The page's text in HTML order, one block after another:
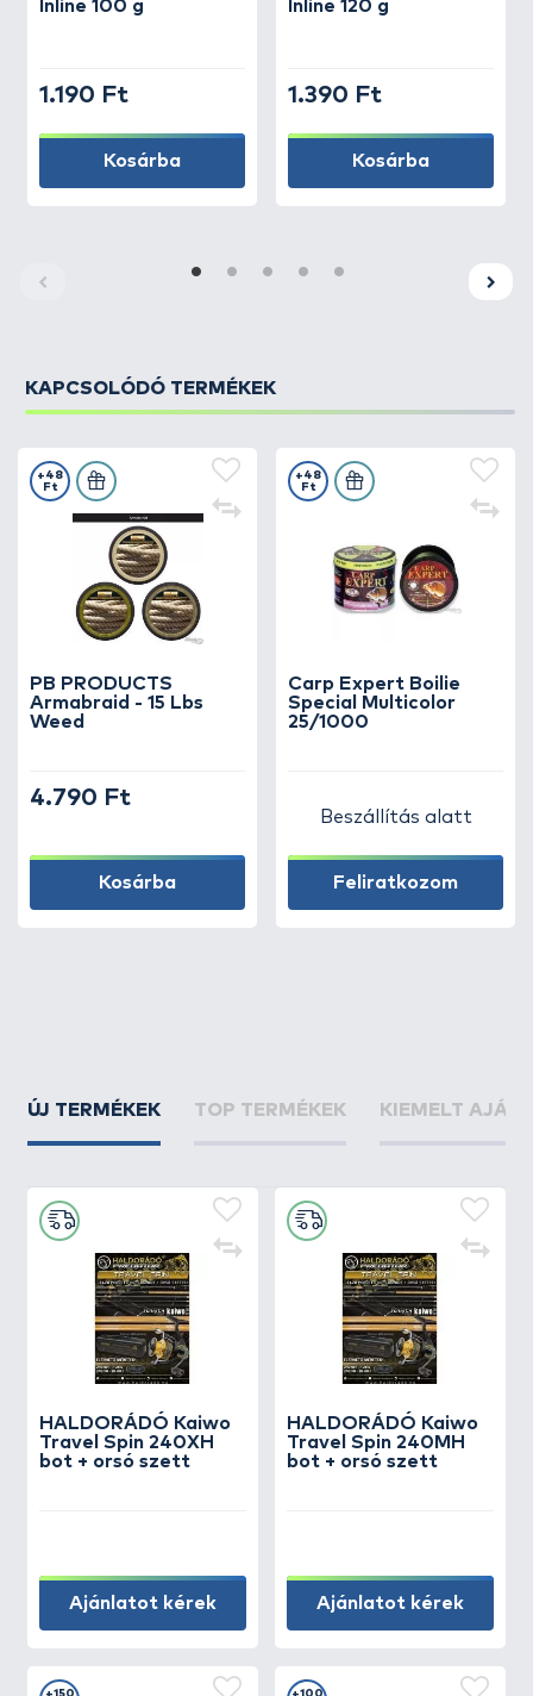
Inline 100 g
1.190 Ft
Kosárba
Inline 120 g
1.390 Ft
Kosárba
KAPCSOLÓDÓ TERMÉKEK
PB PRODUCTS
Armabraid - 15 Lbs
Weed
+48
Ft
4.790 Ft
Kosárba
Carp Expert Boilie
Special Multicolor
25/1000
+48
Ft
Beszállítás alatt
Feliratkozom
ÚJ TERMÉKEK TOP TERMÉKEK KIEMELT
HALDORÁDÓ Kaiwo
Travel Spin 240XH
bot + orsó szett
Ajánlatot kérek
HALDORÁDÓ Kaiwo
Travel Spin 240MH
bot + orsó szett
Ajánlatot kérek
+150
+100